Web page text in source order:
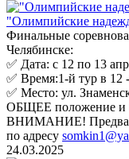
"Олимпийские
Финальные
Челябинске:
✅ Дата: с 12 по 13
✅ Время:1-й тур в 12
✅ Место: ул.
ОБЩЕЕ положение и
ВНИМАНИЕ!
по адресу
24.03.2025